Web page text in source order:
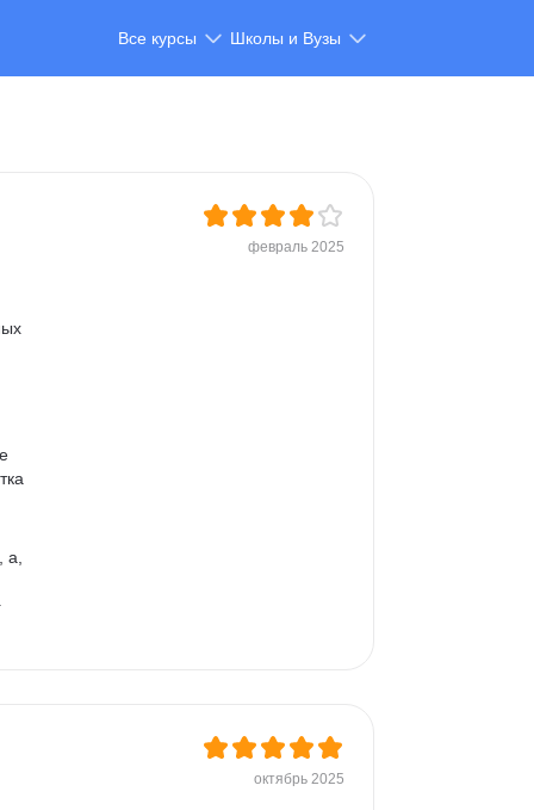
Все курсы Школы и Вузы
февраль 2025
а,
октябрь 2025